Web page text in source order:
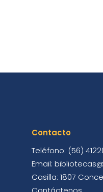
Contacto
Teléfono: (56)
Email:
Casilla: 1807